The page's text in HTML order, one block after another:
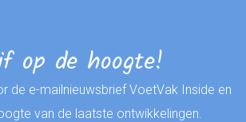
op de hoogte!
de e-mailnieuwsbrief VoetVak Inside en
van de laatste ontwikkelingen.